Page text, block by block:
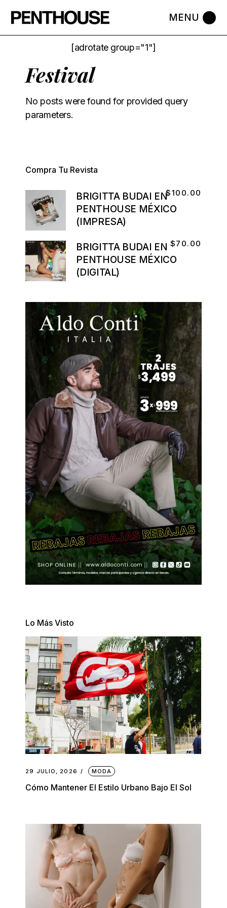
[adrotate group="1"]
Festival
No posts were found for provided query
parameters.
Compra Tu Revista
BRIGITTA BUDAI EN
PENTHOUSE MÉXICO
(IMPRESA)
$100.00
BRIGITTA BUDAI EN
PENTHOUSE MÉXICO
(DIGITAL)
$70.00
Lo Más Visto
29 JULIO, 2026 MODA
Cómo Mantener El Estilo Urbano Bajo El Sol